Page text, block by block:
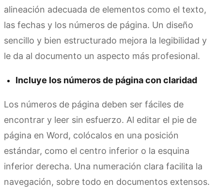
alineación adecuada de elementos como el texto,
las fechas y los números de página. Un diseño
sencillo y bien estructurado mejora la legibilidad y
le da al documento un aspecto más profesional.
Incluye los números de página con claridad
Los números de página deben ser fáciles de
encontrar y leer sin esfuerzo. Al editar el pie de
página en Word, colócalos en una posición
estándar, como el centro inferior o la esquina
inferior derecha. Una numeración clara facilita la
navegación, sobre todo en documentos extensos.